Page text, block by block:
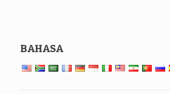
BAHASA